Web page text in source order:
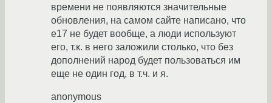
времени не появляются значительные
обновления, на самом сайте написано, что
е17 не будет вообще, а люди используют
его, т.к. в него заложили столько, что без
дополнений народ будет пользоваться им
еще не один год, в т.ч. и я.
anonymous